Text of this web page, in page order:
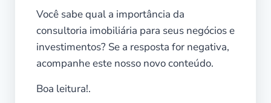
Você sabe qual a importância da
consultoria imobiliária para seus negócios e
investimentos? Se a resposta for negativa,
acompanhe este nosso novo conteúdo.
Boa leitura!.